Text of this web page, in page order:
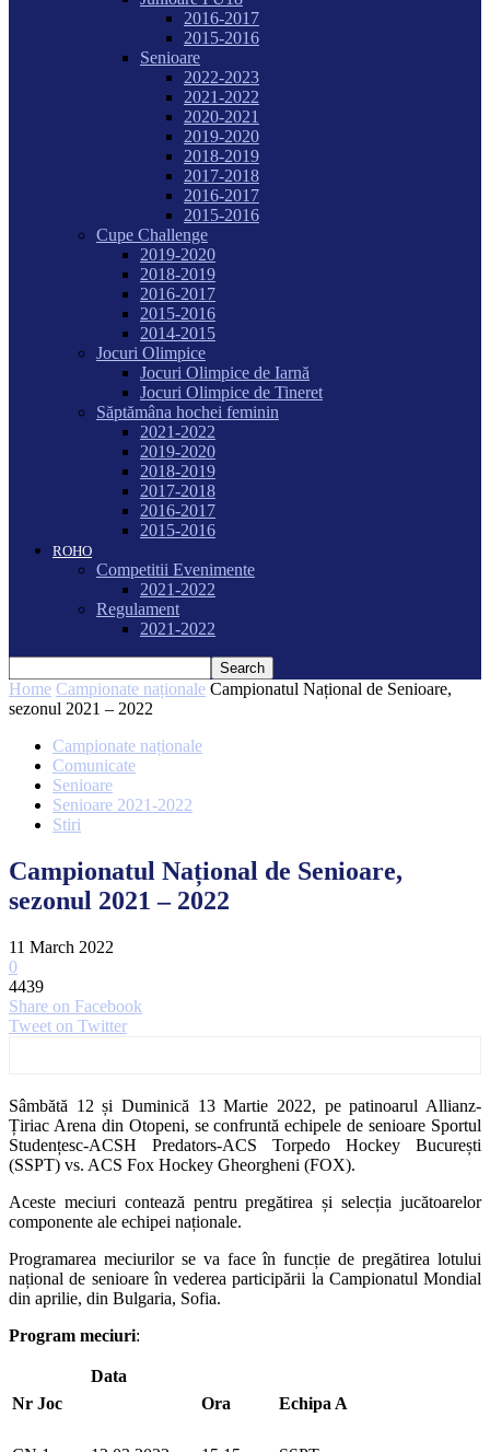
2016-2017
2015-2016
Senioare
2022-2023
2021-2022
2020-2021
2019-2020
2018-2019
2017-2018
2016-2017
2015-2016
Cupe Challenge
2019-2020
2018-2019
2016-2017
2015-2016
2014-2015
Jocuri Olimpice
Jocuri Olimpice de Iarnă
Jocuri Olimpice de Tineret
Săptămâna hochei feminin
2021-2022
2019-2020
2018-2019
2017-2018
2016-2017
2015-2016
ROHO
Competitii Evenimente
2021-2022
Regulament
2021-2022
Home Campionate naționale Campionatul Național de Senioare,
sezonul 2021 – 2022
Campionate naționale
Comunicate
Senioare
Senioare 2021-2022
Stiri
Campionatul Național de Senioare,
sezonul 2021 – 2022
11 March 2022
0
4439
Share on Facebook
Tweet on Twitter
Sâmbătă 12 și Duminică 13 Martie 2022, pe patinoarul Allianz-
Țiriac Arena din Otopeni, se confruntă echipele de senioare Sportul
Studențesc-ACSH Predators-ACS Torpedo Hockey București
(SSPT) vs. ACS Fox Hockey Gheorgheni (FOX).
Aceste meciuri contează pentru pregătirea și selecția jucătoarelor
componente ale echipei naționale.
Programarea meciurilor se va face în funcție de pregătirea lotului
național de senioare în vederea participării la Campionatul Mondial
din aprilie, din Bulgaria, Sofia.
Program meciuri:
Nr Joc
Data
Ora
Echipa A